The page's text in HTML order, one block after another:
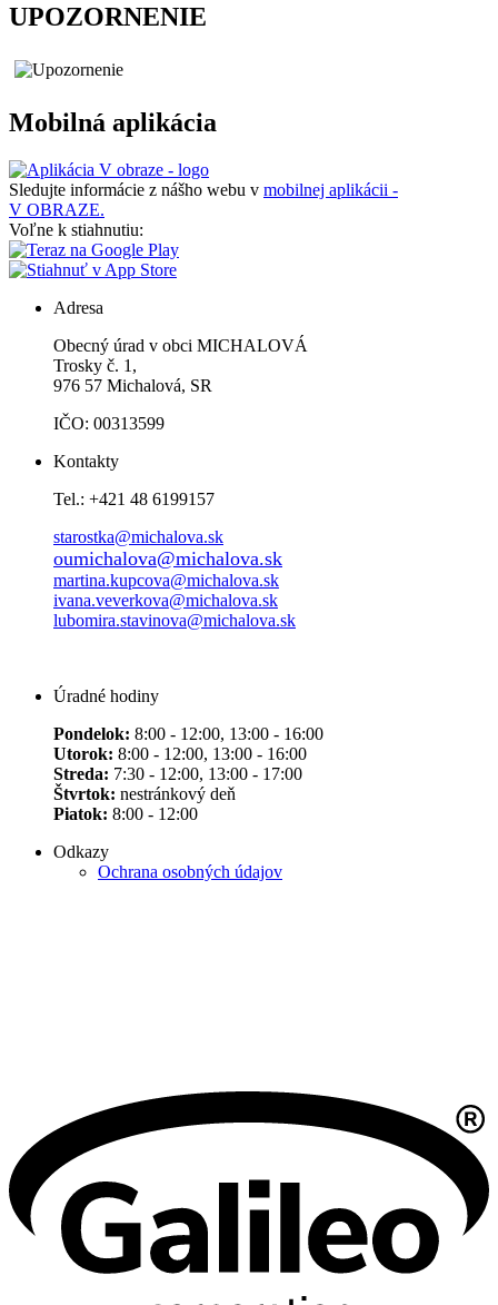
UPOZORNENIE
Mobilná aplikácia
Sledujte informácie z nášho webu v mobilnej aplikácii -
V OBRAZE.
Voľne k stiahnutiu:
Adresa
Obecný úrad v obci MICHALOVÁ
Trosky č. 1,
976 57 Michalová, SR
IČO: 00313599
Kontakty
Tel.: +421 48 6199157
starostka@michalova.sk
oumichalova@michalova.sk
martina.kupcova@michalova.sk
ivana.veverkova@michalova.sk
lubomira.stavinova@michalova.sk
Úradné hodiny
Pondelok: 8:00 - 12:00, 13:00 - 16:00
Utorok: 8:00 - 12:00, 13:00 - 16:00
Streda: 7:30 - 12:00, 13:00 - 17:00
Štvrtok: nestránkový deň
Piatok: 8:00 - 12:00
Odkazy
Ochrana osobných údajov